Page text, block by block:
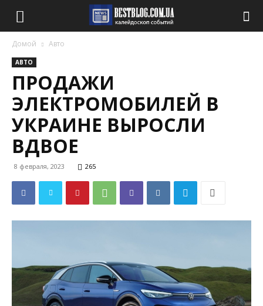
Домой Авто
АВТО
ПРОДАЖИ
ЭЛЕКТРОМОБИЛЕЙ В
УКРАИНЕ ВЫРОСЛИ
ВДВОЕ
8 февраля, 2023 265